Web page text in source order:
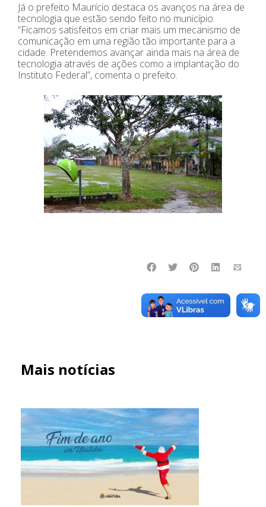
Já o prefeito Maurício destaca os avanços na área de
tecnologia que estão sendo feito no município.
“Ficamos satisfeitos em criar mais um mecanismo de
comunicação em uma região tão importante para a
cidade. Pretendemos avançar ainda mais na área de
tecnologia através de ações como a implantação do
Instituto Federal”, comenta o prefeito.
Mais notícias